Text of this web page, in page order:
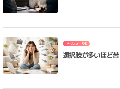
ビジネス・SNS
選択肢が多いほど